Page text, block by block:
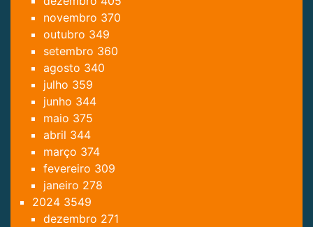
novembro 370
outubro 349
setembro 360
agosto 340
julho 359
junho 344
maio 375
abril 344
março 374
fevereiro 309
janeiro 278
2024 3549
dezembro 271